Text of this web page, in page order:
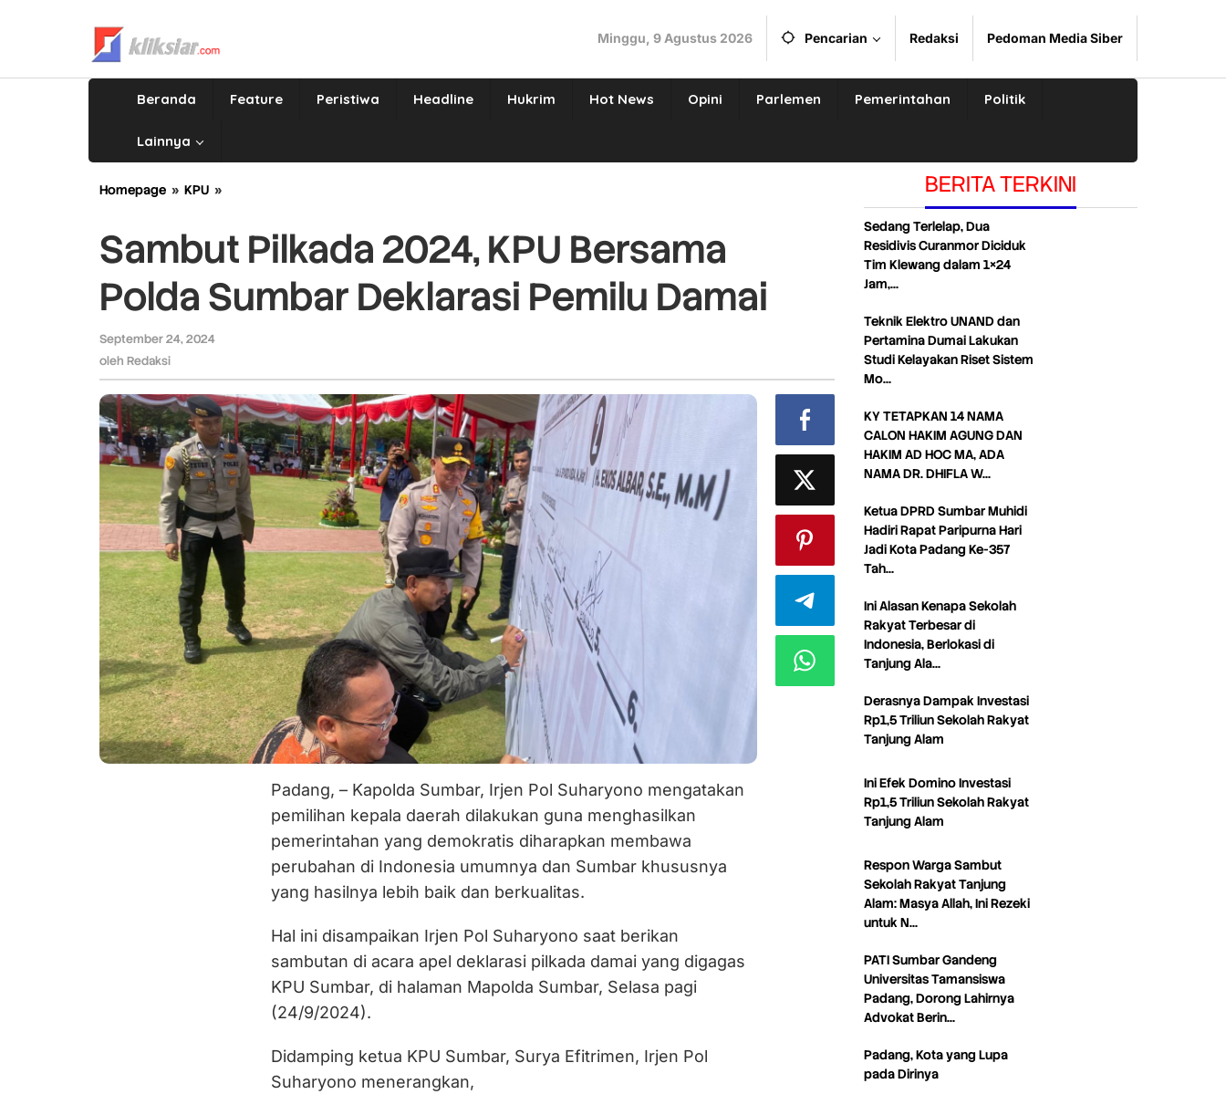
Minggu, 9 Agustus 2026 Pencarian Redaksi Pedoman Media Siber
Beranda Feature Peristiwa Headline Hukrim Hot News Opini Parlemen Pemerintahan Politik
Lainnya
Homepage » KPU »
KPU
Bersama
Polda
Sumbar
Sambut Pilkada 2024, KPU Bersama
Polda Sumbar Deklarasi Pemilu Damai
September 24, 2024
oleh Redaksi
Padang, – Kapolda Sumbar, Irjen Pol Suharyono mengatakan
pemilihan kepala daerah dilakukan guna menghasilkan
pemerintahan yang demokratis diharapkan membawa
perubahan di Indonesia umumnya dan Sumbar khususnya
yang hasilnya lebih baik dan berkualitas.
Hal ini disampaikan Irjen Pol Suharyono saat berikan
sambutan di acara apel deklarasi pilkada damai yang digagas
KPU Sumbar, di halaman Mapolda Sumbar, Selasa pagi
(24/9/2024).
Didamping ketua KPU Sumbar, Surya Efitrimen, Irjen Pol
Suharyono menerangkan,
BERITA TERKINI
Sedang Terlelap, Dua
Residivis Curanmor Diciduk
Tim Klewang dalam 1×24
Jam,…
Teknik Elektro UNAND dan
Pertamina Dumai Lakukan
Studi Kelayakan Riset Sistem
Mo…
KY TETAPKAN 14 NAMA
CALON HAKIM AGUNG DAN
HAKIM AD HOC MA, ADA
NAMA DR. DHIFLA W…
Ketua DPRD Sumbar Muhidi
Hadiri Rapat Paripurna Hari
Jadi Kota Padang Ke-357
Tah…
Ini Alasan Kenapa Sekolah
Rakyat Terbesar di
Indonesia, Berlokasi di
Tanjung Ala…
Derasnya Dampak Investasi
Rp1,5 Triliun Sekolah Rakyat
Tanjung Alam
Ini Efek Domino Investasi
Rp1,5 Triliun Sekolah Rakyat
Tanjung Alam
Respon Warga Sambut
Sekolah Rakyat Tanjung
Alam: Masya Allah, Ini Rezeki
untuk N…
PATI Sumbar Gandeng
Universitas Tamansiswa
Padang, Dorong Lahirnya
Advokat Berin…
Padang, Kota yang Lupa
pada Dirinya